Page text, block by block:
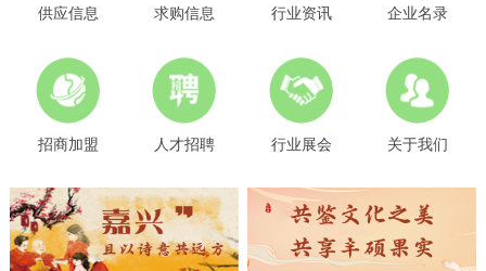
供应信息 求购信息 行业资讯 企业名录
招商加盟 人才招聘 行业展会 关于我们